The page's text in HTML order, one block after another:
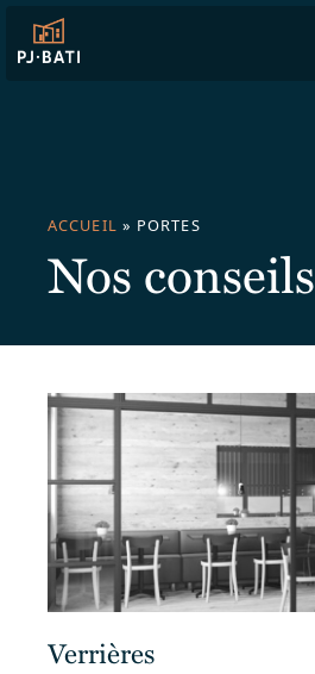
ACCUEIL » PORTES
Nos conseils
Verrières